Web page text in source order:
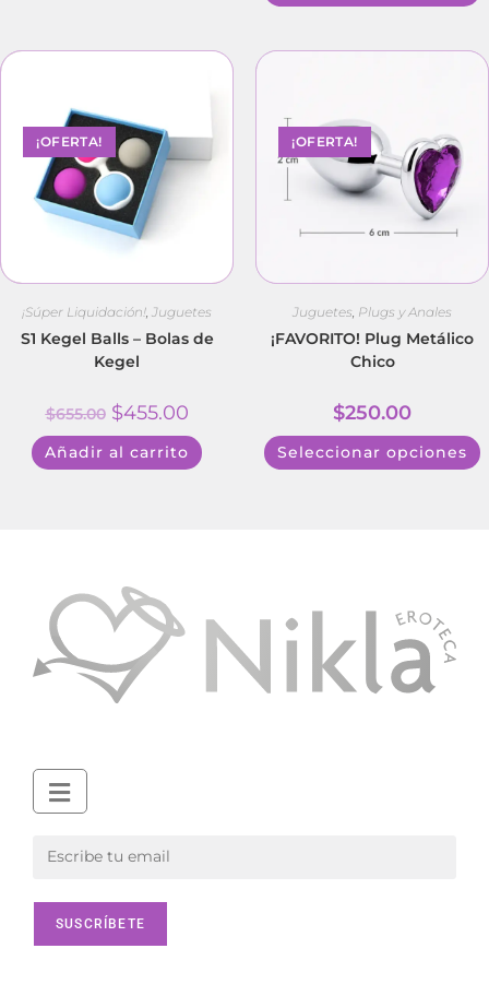
¡OFERTA!
¡Súper Liquidación! Juguetes
S1 Kegel Balls – Bolas de
Kegel
$655.00 $455.00
Añadir al carrito
¡OFERTA!
Juguetes Plugs y Anales
¡FAVORITO! Plug Metálico
Chico
$250.00
Seleccionar opciones